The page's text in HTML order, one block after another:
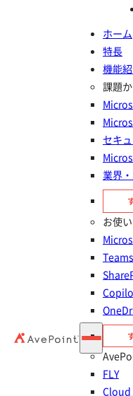
ホーム
特長
機能
課題
セキ
業界
お使
Teams
FLY
Cloud
ナレッジ/コ
【生成AIに
生成AI機能
どれが最適？
2024年07月